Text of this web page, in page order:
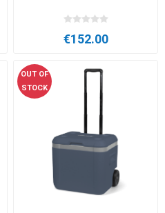
€152.00
OUT OF
STOCK